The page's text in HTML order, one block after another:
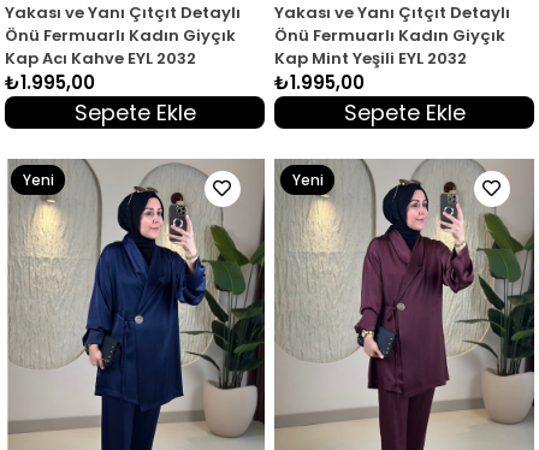
Yakası ve Yanı Çıtçıt Detaylı
Önü Fermuarlı Kadın Giyçık
Kap Acı Kahve EYL 2032
₺1.995,00
Sepete Ekle
Yakası ve Yanı Çıtçıt Detaylı
Önü Fermuarlı Kadın Giyçık
Kap Mint Yeşili EYL 2032
₺1.995,00
Sepete Ekle
Yeni
Ürün
Yeni
Ürün